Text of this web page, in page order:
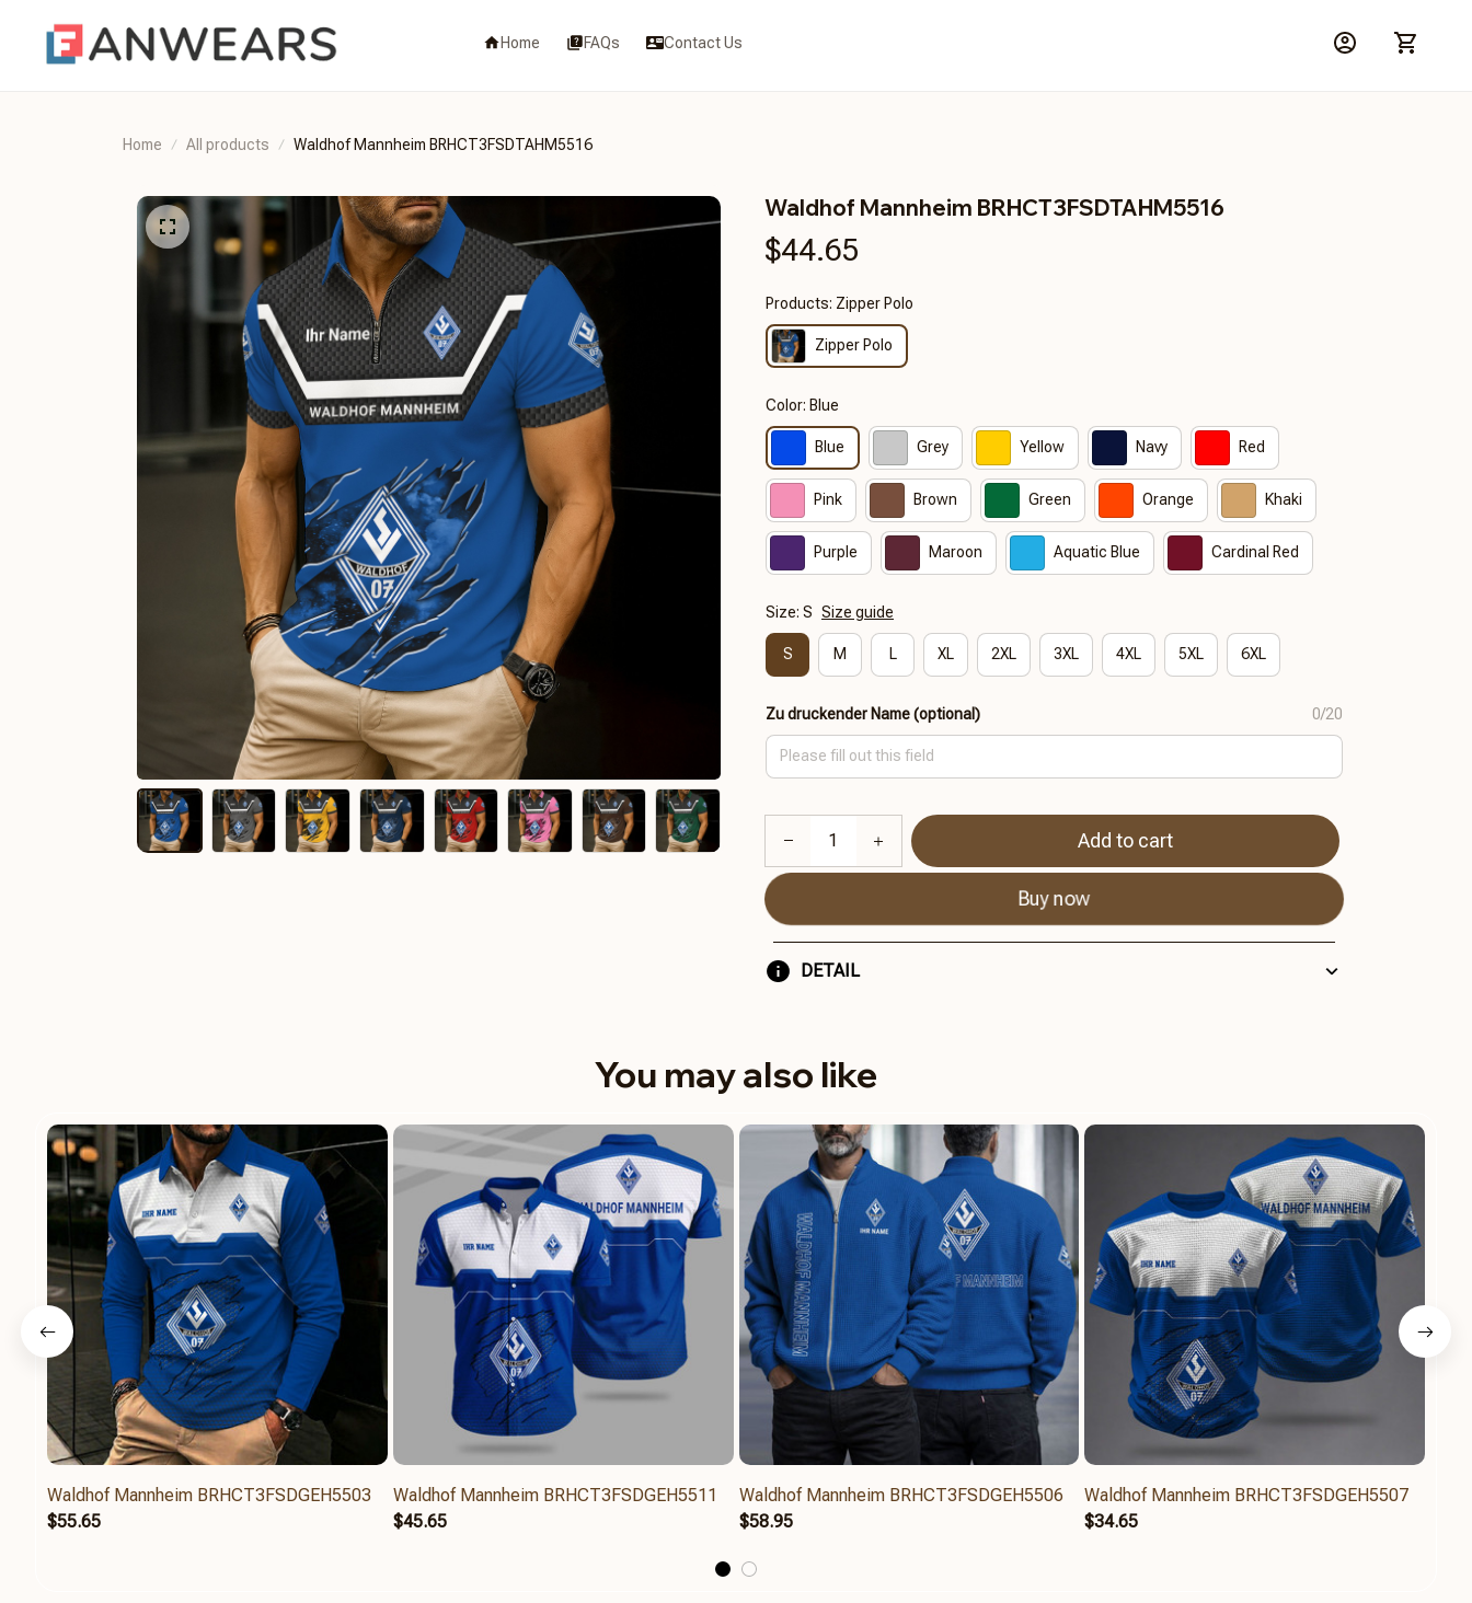
Home FAQs Contact Us
Home All products Waldhof Mannheim BRHCT3FSDTAHM5516
Waldhof Mannheim BRHCT3FSDTAHM5516
$44.65
Products: Zipper Polo
Zipper Polo
Color: Blue
Blue Grey Yellow Navy Red
Pink Brown Green Orange Khaki
Purple Maroon Aquatic Blue Cardinal Red
Size: S Size guide
S M L XL 2XL 3XL 4XL 5XL 6XL
Zu druckender Name (optional) 0/20
Add to cart
Buy now
DETAIL
You may also like
Waldhof Mannheim BRHCT3FSDGEH5503
$55.65
Waldhof Mannheim BRHCT3FSDGEH5511
$45.65
Waldhof Mannheim BRHCT3FSDGEH5506
$58.95
Waldhof Mannheim BRHCT3FSDGEH5507
$34.65